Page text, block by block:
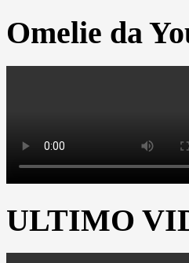
Omelie da
ULTIMO